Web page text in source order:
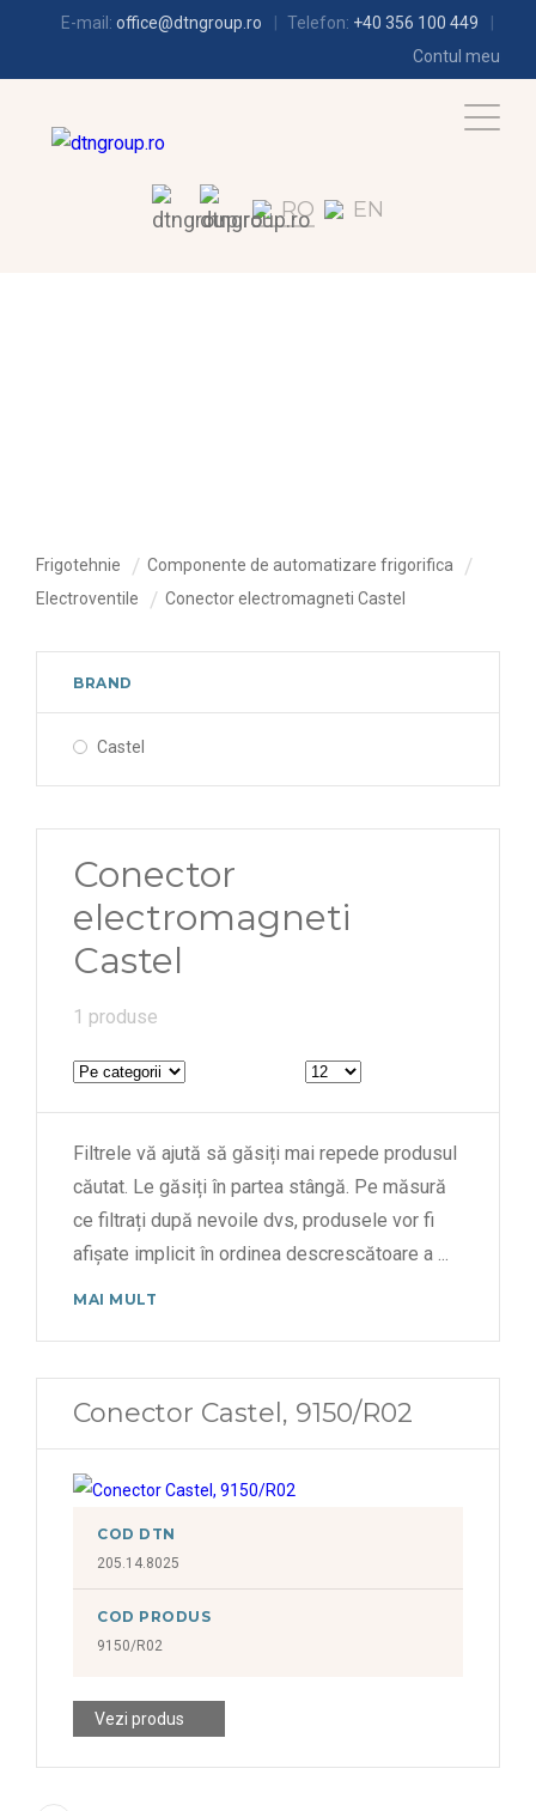
E-mail: office@dtngroup.ro Telefon: +40 356 100 449
Contul meu
RO EN
Frigotehnie
Componente de automatizare frigorifica
Electroventile
Conector electromagneti Castel
BRAND
Castel
Conector
electromagneti
Castel
1 produse
Filtrele vă ajută să găsiți mai repede produsul
căutat. Le găsiți în partea stângă. Pe măsură
ce filtrați după nevoile dvs, produsele vor fi
afișate implicit în ordinea descrescătoare a ...
MAI MULT
Conector Castel, 9150/R02
COD DTN
205.14.8025
COD PRODUS
9150/R02
Vezi produs